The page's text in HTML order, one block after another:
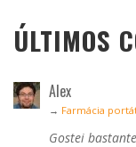
ÚLTIMOS
Alex
→ Farmácia
Gostei